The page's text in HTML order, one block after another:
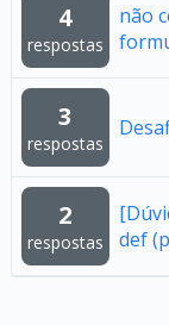
4
respostas
não
3
respostas
2
respostas
def